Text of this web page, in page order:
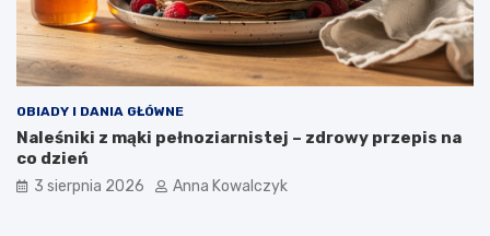
OBIADY I DANIA GŁÓWNE
Naleśniki z mąki pełnoziarnistej – zdrowy przepis na
co dzień
3 sierpnia 2026 Anna Kowalczyk